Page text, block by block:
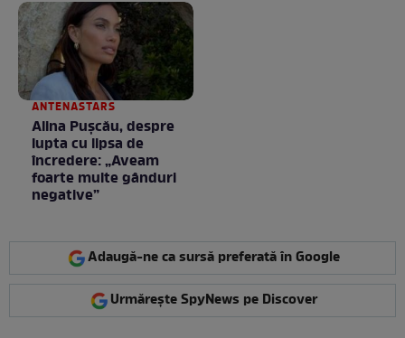
ANTENASTARS
Alina Pușcău, despre
lupta cu lipsa de
încredere: „Aveam
foarte multe gânduri
negative”
Adaugă-ne ca sursă preferată în Google
Urmărește SpyNews pe Discover